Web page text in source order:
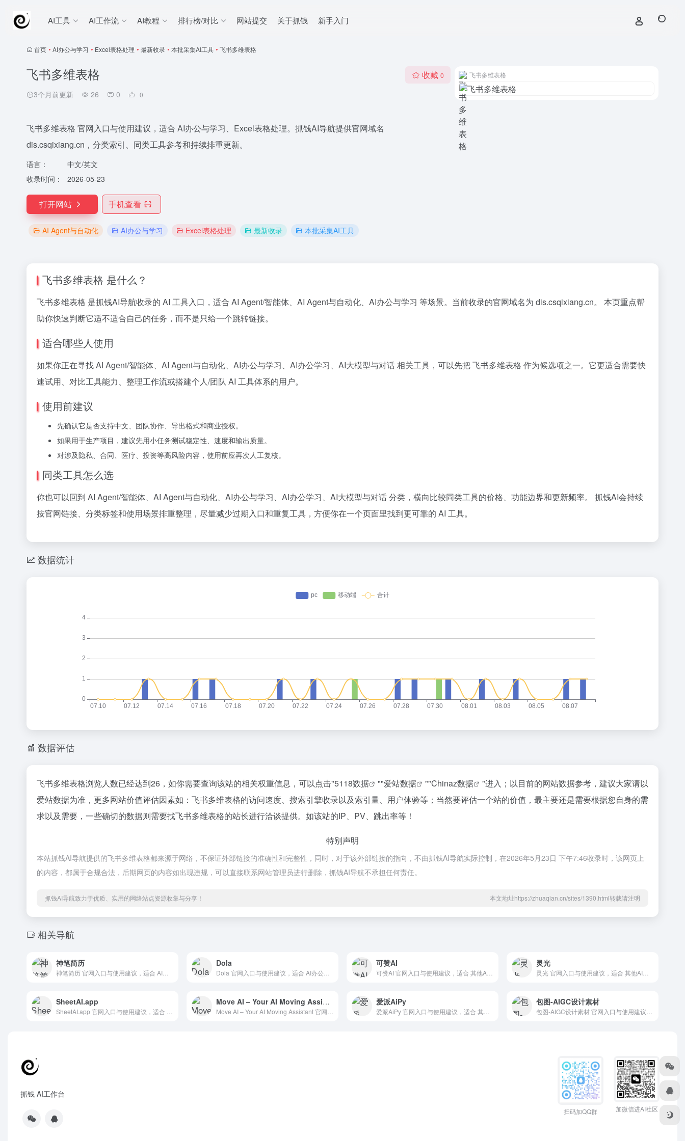
AI工具 AI工作流 AI教程 排行榜/对比 网站提交 关于抓钱 新手入门
首页 • AI办公与学习 • Excel表格处理 • 最新收录 • 本批采集AI工具 • 飞书多维表格
飞书多维表格
3个月前更新 26 0 0
收藏 0
飞书多维表格 官网入口与使用建议，适合 AI办公与学习、Excel表格处理。抓钱AI导航提供官网域名
dis.csqixiang.cn，分类索引、同类工具参考和持续排重更新。
语言：
中文/英文
收录时间：
2026-05-23
打开网站 手机查看
AI Agent与自动化 AI办公与学习 Excel表格处理 最新收录 本批采集AI工具
飞书多维表格
飞书多维表格 是什么？
飞书多维表格 是抓钱AI导航收录的 AI 工具入口，适合 AI Agent/智能体、AI Agent与自动化、AI办公与学习 等场景。当前收录的官网域名为 dis.csqixiang.cn。 本页重点帮
助你快速判断它适不适合自己的任务，而不是只给一个跳转链接。
适合哪些人使用
如果你正在寻找 AI Agent/智能体、AI Agent与自动化、AI办公与学习、AI办公学习、AI大模型与对话 相关工具，可以先把 飞书多维表格 作为候选项之一。它更适合需要快
速试用、对比工具能力、整理工作流或搭建个人/团队 AI 工具体系的用户。
使用前建议
先确认它是否支持中文、团队协作、导出格式和商业授权。
如果用于生产项目，建议先用小任务测试稳定性、速度和输出质量。
对涉及隐私、合同、医疗、投资等高风险内容，使用前应再次人工复核。
同类工具怎么选
你也可以回到 AI Agent/智能体、AI Agent与自动化、AI办公与学习、AI办公学习、AI大模型与对话 分类，横向比较同类工具的价格、功能边界和更新频率。 抓钱AI会持续
按官网链接、分类标签和使用场景排重整理，尽量减少过期入口和重复工具，方便你在一个页面里找到更可靠的 AI 工具。
数据统计
数据评估
飞书多维表格浏览人数已经达到26，如你需要查询该站的相关权重信息，可以点击"5118数据 ""爱站数据 ""Chinaz数据
"进入；以目前的网站数据参考，建议大家请以
爱站数据为准，更多网站价值评估因素如：飞书多维表格的访问速度、搜索引擎收录以及索引量、用户体验等；当然要评估一个站的价值，最主要还是需要根据您自身的需
求以及需要，一些确切的数据则需要找飞书多维表格的站长进行洽谈提供。如该站的IP、PV、跳出率等！
特别声明
本站抓钱AI导航提供的飞书多维表格都来源于网络，不保证外部链接的准确性和完整性，同时，对于该外部链接的指向，不由抓钱AI导航实际控制，在2026年5月23日 下午7:46收录时，该网页上
的内容，都属于合规合法，后期网页的内容如出现违规，可以直接联系网站管理员进行删除，抓钱AI导航不承担任何责任。
抓钱AI导航致力于优质、实用的网络站点资源收集与分享！ 本文地址https://zhuaqian.cn/sites/1390.html转载请注明
相关导航
神笔简历 Dola 可赞AI 灵光
SheetAI.app Move AI – Your AI Moving Assistant 爱派AiPy 包图-AIGC设计素材
抓钱 AI工作台
扫码加QQ群 加微信进AI社区